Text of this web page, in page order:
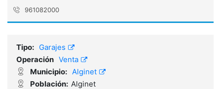
961082000
Tipo: Garajes
Operación Venta
Municipio: Alginet
Población: Alginet